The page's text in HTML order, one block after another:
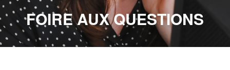
FOIRE AUX QUESTIONS